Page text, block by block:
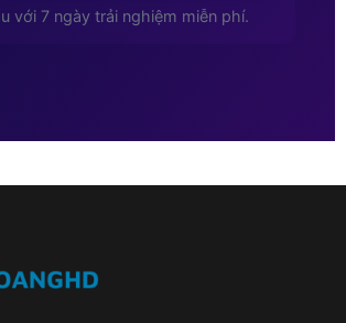
với 7 ngày trải nghiệm miễn phí.